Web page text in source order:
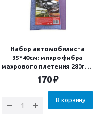
Набор автомобилиста
35*40см: микрофибра
махрового плетения 280г/м,
нетканное микроволокно
поверхности
170 ₽
В корзину